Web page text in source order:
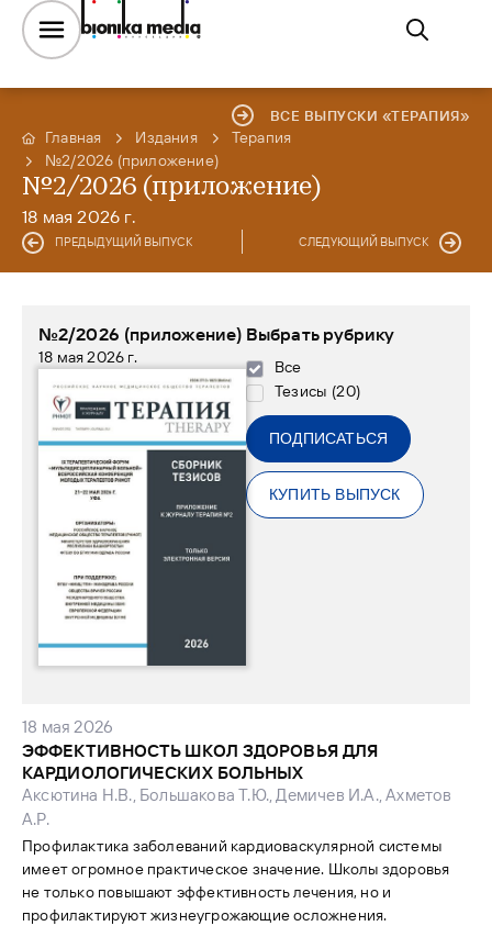
Главная Издания
Терапия
№2/2026 (приложение)
ВСЕ ВЫПУСКИ «ТЕРАПИЯ»
№2/2026 (приложение)
18 мая 2026 г.
ПРЕДЫДУЩИЙ ВЫПУСК СЛЕДУЮЩИЙ ВЫПУСК
№2/2026 (приложение)
18 мая 2026 г.
Выбрать рубрику
Все
Тезисы (20)
ПОДПИСАТЬСЯ
КУПИТЬ ВЫПУСК
18 мая 2026
ЭФФЕКТИВНОСТЬ ШКОЛ ЗДОРОВЬЯ ДЛЯ
КАРДИОЛОГИЧЕСКИХ БОЛЬНЫХ
Аксютина Н.В., Большакова Т.Ю., Демичев И.А., Ахметов
А.Р.
Профилактика заболеваний кардиоваскулярной системы
имеет огромное практическое значение. Школы здоровья
не только повышают эффективность лечения, но и
профилактируют жизнеугрожающие осложнения.